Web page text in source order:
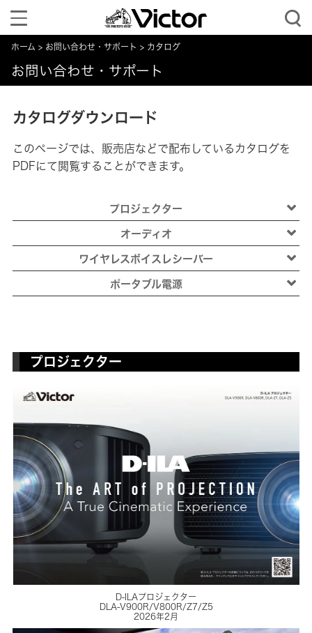
Toggle
navigation
ホーム お問い合わせ・サポート カタログ
お問い合わせ・サポート
カタログダウンロード
このページでは、販売店などで配布しているカタログを
PDFにて閲覧することができます。
プロジェクター
オーディオ
ワイヤレスボイスレシーバー
ポータブル電源
プロジェクター
D-ILAプロジェクター
DLA-V900R/V800R/Z7/Z5
2026年2月